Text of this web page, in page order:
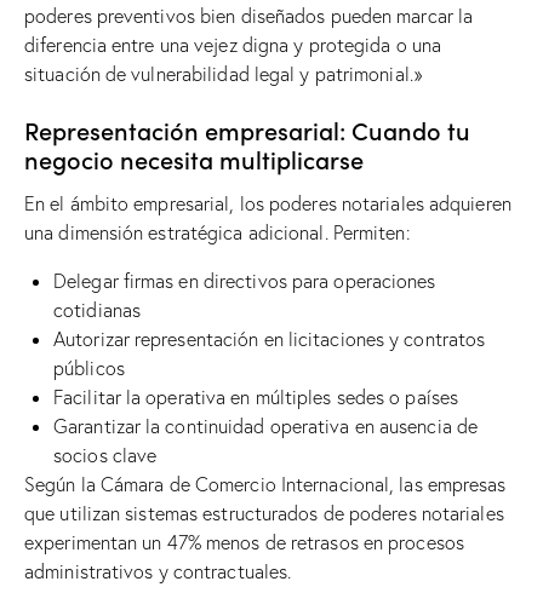
poderes preventivos bien diseñados pueden marcar la
diferencia entre una vejez digna y protegida o una
situación de vulnerabilidad legal y patrimonial.»
Representación empresarial: Cuando tu
negocio necesita multiplicarse
En el ámbito empresarial, los poderes notariales adquieren
una dimensión estratégica adicional. Permiten:
Delegar firmas en directivos para operaciones
cotidianas
Autorizar representación en licitaciones y contratos
públicos
Facilitar la operativa en múltiples sedes o países
Garantizar la continuidad operativa en ausencia de
socios clave
Según la Cámara de Comercio Internacional, las empresas
que utilizan sistemas estructurados de poderes notariales
experimentan un 47% menos de retrasos en procesos
administrativos y contractuales.